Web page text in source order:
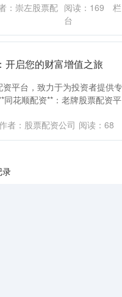
：崇左股票配 阅读： 169
台
开启您的财富增值之旅
平台，致力于为投资者提供
花顺配资**：老牌股票配资
者：股票配资公司 阅读： 68
录